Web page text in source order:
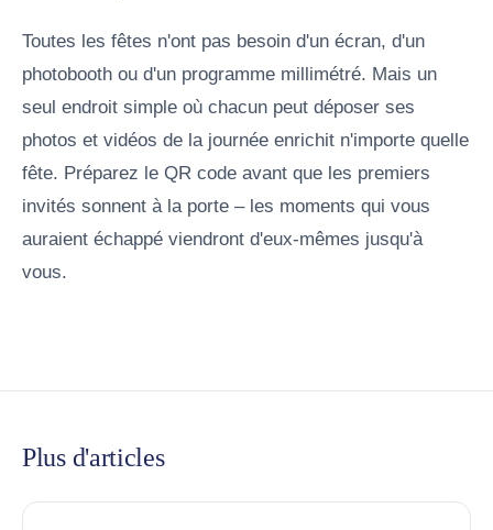
Toutes les fêtes n'ont pas besoin d'un écran, d'un
photobooth ou d'un programme millimétré. Mais un
seul endroit simple où chacun peut déposer ses
photos et vidéos de la journée enrichit n'importe quelle
fête. Préparez le QR code avant que les premiers
invités sonnent à la porte – les moments qui vous
auraient échappé viendront d'eux-mêmes jusqu'à
vous.
Plus d'articles